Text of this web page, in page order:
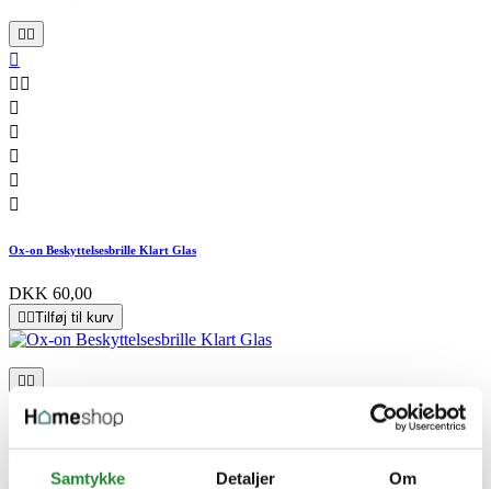
Samtykke Detaljer Om


 





Ox-on Beskyttelsesbrille Klart Glas
DKK 60,00
Tilføj til kurv


